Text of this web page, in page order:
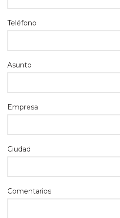
Teléfono
Asunto
Empresa
Ciudad
Comentarios